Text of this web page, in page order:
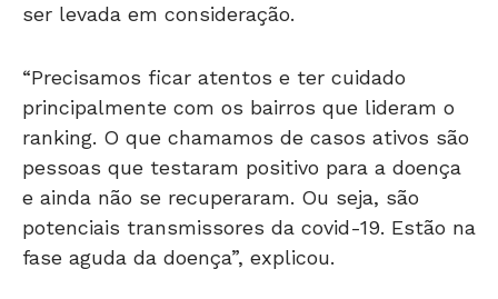
ser levada em consideração.
“Precisamos ficar atentos e ter cuidado
principalmente com os bairros que lideram o
ranking. O que chamamos de casos ativos são
pessoas que testaram positivo para a doença
e ainda não se recuperaram. Ou seja, são
potenciais transmissores da covid-19. Estão na
fase aguda da doença”, explicou.